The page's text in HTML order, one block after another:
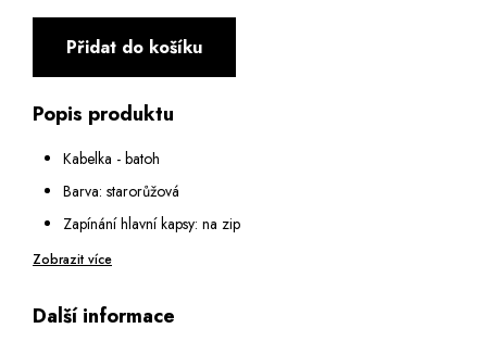
Přidat do košíku
Popis produktu
Kabelka - batoh
Barva: starorůžová
Zapínání hlavní kapsy: na zip
Vnitřní vybavení: malá kapsa na zip a dvě malé otevřené kapsy
Na zadní straně: kapsa na zip
Zobrazit více
Další informace